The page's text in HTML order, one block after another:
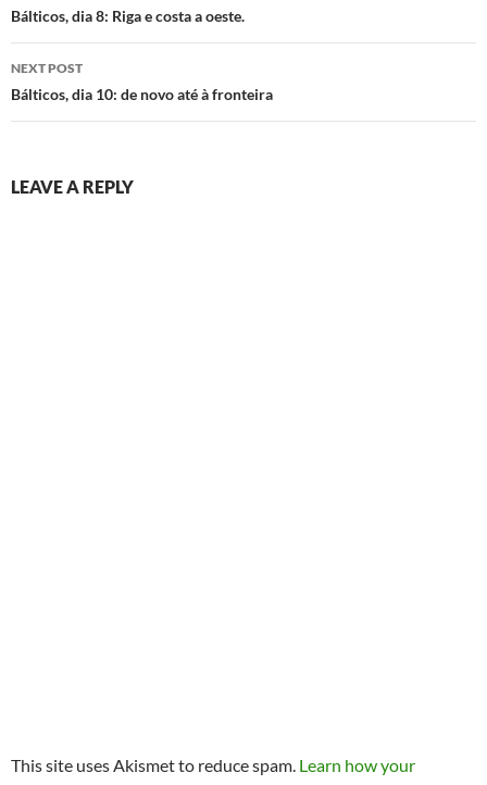
navigation
Bálticos, dia 8: Riga e costa a oeste.
NEXT POST
Bálticos, dia 10: de novo até à fronteira
LEAVE A REPLY
This site uses Akismet to reduce spam. Learn how your